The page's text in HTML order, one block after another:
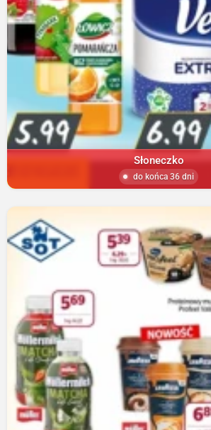
Słoneczko
do końca 36 dni